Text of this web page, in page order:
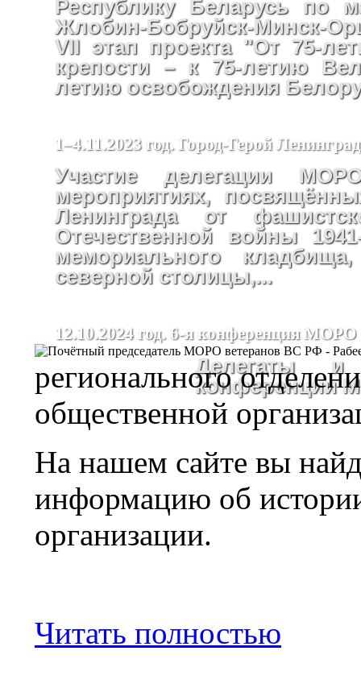
Республику Беларусь по
Жлобин-Бобруйск-Минск-
VII этап проекта "От 75-
крепости – к 75-летию
летию освобождения
1–4.11.2023 год. Город-Герой Ленинград
Участие делегации
мероприятиях,
Ленинграда от
Отечественной войны
мемориального
северной столицы,...
12.10.2024 год. 6-я конференция МОРО
Делегаты и
конференции
регионального
общественной
На нашем сайте вы
информацию об
организации.
Читать полностью